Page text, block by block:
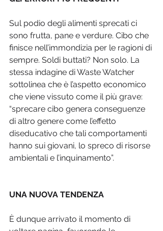
Sul podio degli alimenti sprecati ci
sono frutta, pane e verdure. Cibo che
finisce nell’immondizia per le ragioni di
sempre. Soldi buttati? Non solo. La
stessa indagine di Waste Watcher
sottolinea che è l’aspetto economico
che viene vissuto come il più grave:
“sprecare cibo genera conseguenze
di altro genere come l’effetto
diseducativo che tali comportamenti
hanno sui giovani, lo spreco di risorse
ambientali e l’inquinamento”.
UNA NUOVA TENDENZA
È dunque arrivato il momento di